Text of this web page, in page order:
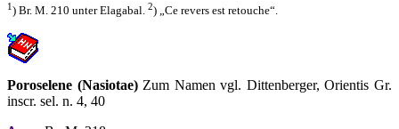
1 ) Br. M. 210 unter Elagabal. 2) „Ce revers est retouche“.
Poroselene (Nasiotae)Zum Namen vgl. Dittenberger, Orientis Gr.
inscr. sel. n. 4, 40